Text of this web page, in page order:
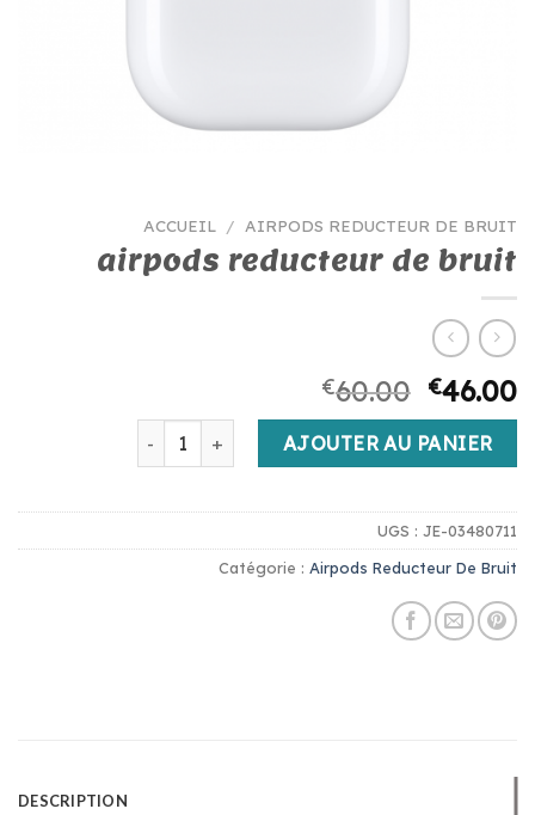
ACCUEIL / AIRPODS REDUCTEUR DE BRUIT
airpods reducteur de bruit
€60.00 €46.00
quantité de airpods reducteur de bruit
AJOUTER AU PANIER
UGS : JE-03480711
Catégorie : Airpods Reducteur De Bruit
DESCRIPTION